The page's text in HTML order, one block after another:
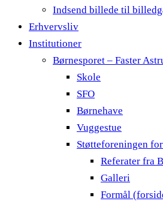
Indsend billede til
Erhvervsliv
Institutioner
Børnesporet – Faster
Skole
SFO
Børnehave
Vuggestue
Støtteforeningen
Referater fra
Galleri
Formål